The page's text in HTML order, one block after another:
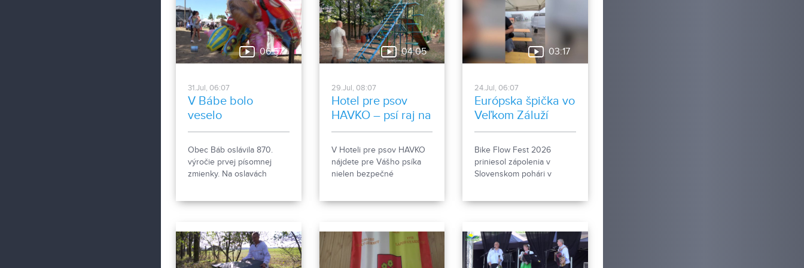
Jozefom Stűmpelom a
nechajte sa inšpirovať
kuchárskymi skúsenosťami
šéfkuchára Roberta
tentokrát v priestoroch
Artine alebo v Buganke... :)
spomienkový večer v
Synagóge, ktorý
zrekapituloval desať rokov
existencie tohto podujatia.
06:57
31.Jul, 06:07
V Bábe bolo
veselo
Obec Báb oslávila 870.
výročie prvej písomnej
zmienky. Na oslavách
04:05
29.Jul, 08:07
Hotel pre psov
HAVKO – psí raj na
zemi
V Hoteli pre psov HAVKO
nájdete pre Vášho psíka
nielen bezpečné
či pomoc pri prevýchove.
Spoznajte miesto, kde sú
psy na prvom mieste a kde
03:17
24.Jul, 06:07
Európska špička vo
Veľkom Záluží
Bike Flow Fest 2026
priniesol zápolenia v
Slovenskom pohári v
predstavilo aj možno
budúceho olympionika.